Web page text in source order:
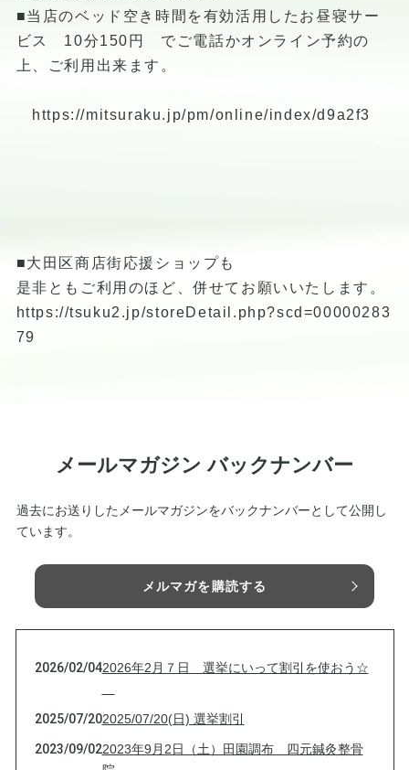
■当店のベッド空き時間を有効活用したお昼寝サー
ビス 10分150円 でご電話かオンライン予約の
上、ご利用出来ます。
https://mitsuraku.jp/pm/online/index/d9a2f3
■大田区商店街応援ショップも
是非ともご利用のほど、併せてお願いいたします。
https://tsuku2.jp/storeDetail.php?scd=00000283
79
メールマガジン バックナンバー
過去にお送りしたメールマガジンをバックナンバーとして公開し
ています。
メルマガを購読する
2026/02/042026年2月７日 選挙にいって割引を使おう☆
2025/07/202025/07/20(日) 選挙割引
2023/09/022023年9月2日（土）田園調布 四元鍼灸整骨